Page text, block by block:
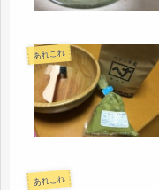
あれこれ
あれこれ